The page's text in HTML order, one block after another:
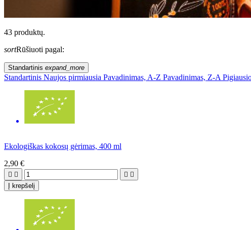
43 produktų.
sortRūšiuoti pagal:
Standartinis expand_more
Standartinis Naujos pirmiausia Pavadinimas, A-Z Pavadinimas, Z-A
Ekologiškas kokosų gėrimas, 400 ml
2,90 €
   
Į krepšelį